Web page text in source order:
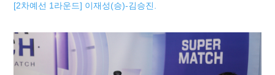
[2차예선 1라운드] 이재성(승)-김승진.